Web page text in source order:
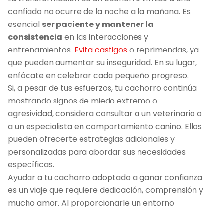
confiado no ocurre de la noche a la mañana. Es
esencial ser paciente y mantener la
consistencia en las interacciones y
entrenamientos. Evita castigoso reprimendas, ya
que pueden aumentar su inseguridad. En su lugar,
enfócate en celebrar cada pequeño progreso.
Si, a pesar de tus esfuerzos, tu cachorro continúa
mostrando signos de miedo extremo o
agresividad, considera consultar a un veterinario o
a un especialista en comportamiento canino. Ellos
pueden ofrecerte estrategias adicionales y
personalizadas para abordar sus necesidades
específicas.
Ayudar a tu cachorro adoptado a ganar confianza
es un viaje que requiere dedicación, comprensión y
mucho amor. Al proporcionarle un entorno